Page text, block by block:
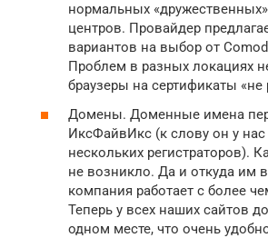
нормальных
центров. Провайдер
вариантов на выбор от
Проблем в разных локациях
браузеры на сертификаты «не
Домены. Доменные имена
ИксФайвИкс (к слову он у
нескольких регистраторов).
не возникло. Да и откуда им
компания работает с более
Теперь у всех наших сайтов
одном месте, что очень